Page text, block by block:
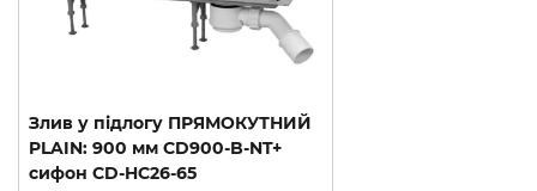
Злив у підлогу ПРЯМОКУТНИЙ
PLAIN: 900 мм CD900-B-NT+
сифон CD-HC26-65